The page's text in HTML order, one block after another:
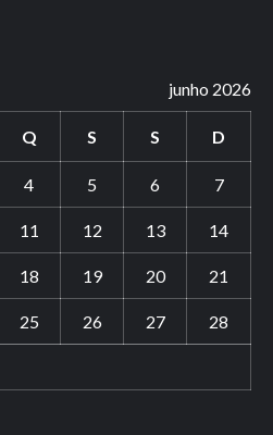
junho 2026
Q S S D
4 5 6 7
11 12 13 14
18 19 20 21
25 26 27 28